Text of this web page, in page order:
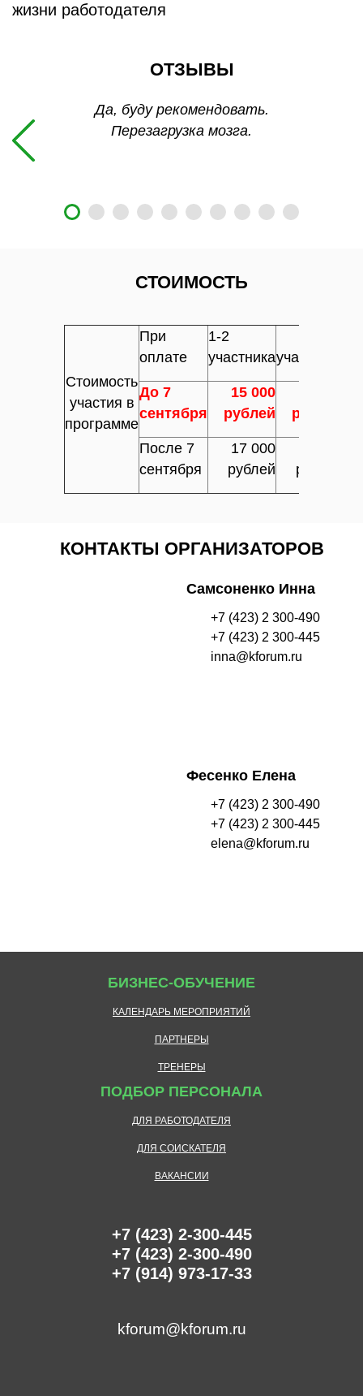
жизни работодателя
ОТЗЫВЫ
Да, буду рекомендовать.
Перезагрузка мозга.
СТОИМОСТЬ
Стоимость
участия в
программе
При
оплате
1-2
участникаучастника
До 7
сентября
15 000
рублей
рублей
После 7
сентября
17 000
рублей
рублей
КОНТАКТЫ ОРГАНИЗАТОРОВ
Самсоненко Инна
+7 (423) 2 300-490
+7 (423) 2 300-445
inna@kforum.ru
Фесенко Елена
+7 (423) 2 300-490
+7 (423) 2 300-445
elena@kforum.ru
БИЗНЕС-ОБУЧЕНИЕ
КАЛЕНДАРЬ МЕРОПРИЯТИЙ
ПАРТНЕРЫ
ТРЕНЕРЫ
ПОДБОР ПЕРСОНАЛА
ДЛЯ РАБОТОДАТЕЛЯ
ДЛЯ СОИСКАТЕЛЯ
ВАКАНСИИ
+7 (423) 2-300-445
+7 (423) 2-300-490
+7 (914) 973-17-33
kforum@kforum.ru